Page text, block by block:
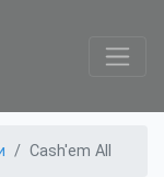
Cash'em All